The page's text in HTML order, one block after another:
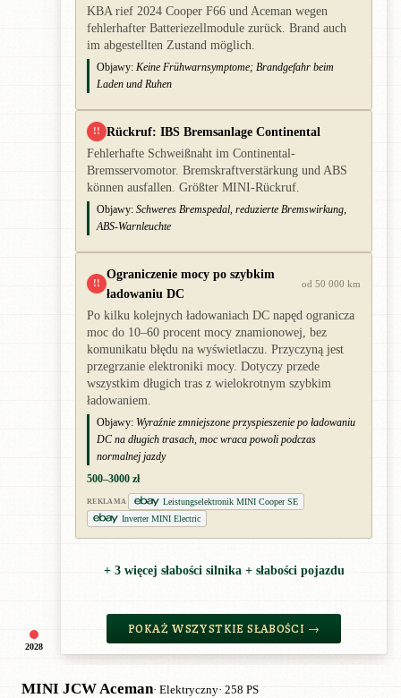
2028
KBA rief 2024 Cooper F66 und Aceman wegen
fehlerhafter Batteriezellmodule zurück. Brand auch
im abgestellten Zustand möglich.
Objawy: Keine Frühwarnsymptome; Brandgefahr beim
Laden und Ruhen
!! Rückruf: IBS Bremsanlage Continental
Fehlerhafte Schweißnaht im Continental-
Bremsservomotor. Bremskraftverstärkung und ABS
können ausfallen. Größter MINI-Rückruf.
Objawy: Schweres Bremspedal, reduzierte Bremswirkung,
ABS-Warnleuchte
!!
Ograniczenie mocy po szybkim
ładowaniu DC
od 50 000 km
Po kilku kolejnych ładowaniach DC napęd ogranicza
moc do 10–60 procent mocy znamionowej, bez
komunikatu błędu na wyświetlaczu. Przyczyną jest
przegrzanie elektroniki mocy. Dotyczy przede
wszystkim długich tras z wielokrotnym szybkim
ładowaniem.
Objawy: Wyraźnie zmniejszone przyspieszenie po ładowaniu
DC na długich trasach, moc wraca powoli podczas
normalnej jazdy
500–3000 zł
REKLAMA
Leistungselektronik MINI Cooper SE
Inverter MINI Electric
+ 3 więcej słabości silnika + słabości pojazdu
POKAŻ WSZYSTKIE SŁABOŚCI →
MINI JCW Aceman· Elektryczny· 258 PS